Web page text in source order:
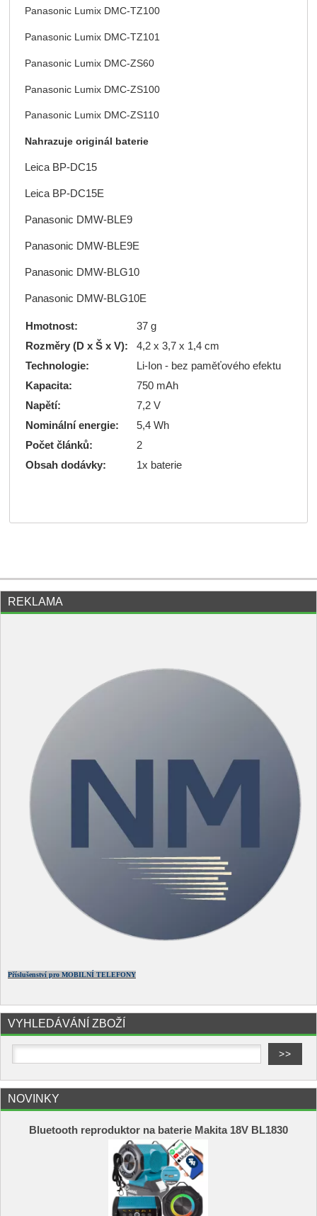
Panasonic Lumix DMC-TZ100
Panasonic Lumix DMC-TZ101
Panasonic Lumix DMC-ZS60
Panasonic Lumix DMC-ZS100
Panasonic Lumix DMC-ZS110
Nahrazuje originál baterie
Leica BP-DC15
Leica BP-DC15E
Panasonic DMW-BLE9
Panasonic DMW-BLE9E
Panasonic DMW-BLG10
Panasonic DMW-BLG10E
Hmotnost:
37 g
Rozměry (D x Š x V):
4,2 x 3,7 x 1,4 cm
Technologie:
Li-Ion - bez paměťového efektu
Kapacita:
750 mAh
Napětí:
7,2 V
Nominální energie:
5,4 Wh
Počet článků:
2
Obsah dodávky:
1x baterie
REKLAMA
Příslušenství pro MOBILNÍ TELEFONY
VYHLEDÁVÁNÍ ZBOŽÍ
NOVINKY
Bluetooth reproduktor na baterie Makita 18V BL1830